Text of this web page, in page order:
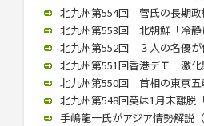
北九州第554回 菅氏の長期
北九州第553回 北朝鮮「冷静
北九州第552回 ３人の名優が
北九州第551回香港デモ 激
北九州第550回 首相の東京
北九州第548回英は1月末離脱
手嶋龍一氏がアジア情勢解説